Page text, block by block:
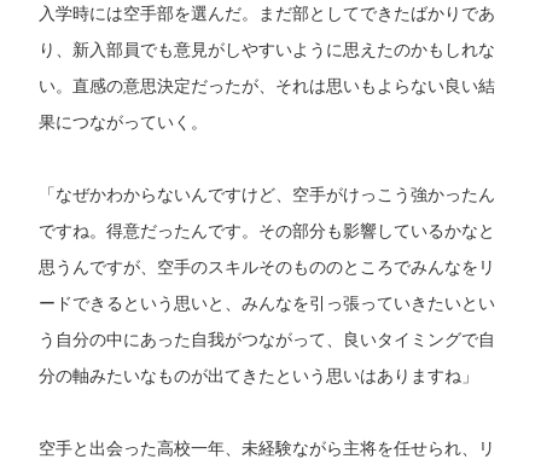
入学時には空手部を選んだ。まだ部としてできたばかりであ
り、新入部員でも意見がしやすいように思えたのかもしれな
い。直感の意思決定だったが、それは思いもよらない良い結
果につながっていく。
「なぜかわからないんですけど、空手がけっこう強かったん
ですね。得意だったんです。その部分も影響しているかなと
思うんですが、空手のスキルそのもののところでみんなをリ
ードできるという思いと、みんなを引っ張っていきたいとい
う自分の中にあった自我がつながって、良いタイミングで自
分の軸みたいなものが出てきたという思いはありますね」
空手と出会った高校一年、未経験ながら主将を任せられ、リ